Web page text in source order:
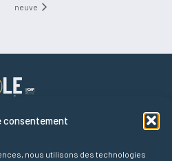
consentement
nous utilisons des technologies
neuve